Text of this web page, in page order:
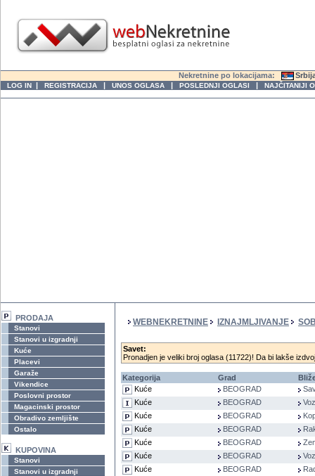
Nekretnine po lokacijama:
LOG IN | REGISTRACIJA | UNOS OGLASA | POSLEDNJI OGLASI | NAJČITANIJI
PRODAJA
Stanovi
Stanovi u izgradnji
Kuće
Placevi
Garaže
Vikendice
Poslovni prostor
Magacinski prostor
Obradivo zemljište
Ostalo
KUPOVINA
Stanovi
Stanovi u izgradnji
WEBNEKRETNINE IZNAJMLJIVANJE
Savet:
Pronadjen je veliki broj oglasa (11722)! Da bi lakše
Kategorija Grad
Kuće
BEOGRAD
Kuće
BEOGRAD
Kuće
BEOGRAD
Kuće
BEOGRAD
Kuće
BEOGRAD
Kuće
BEOGRAD
Kuće
BEOGRAD